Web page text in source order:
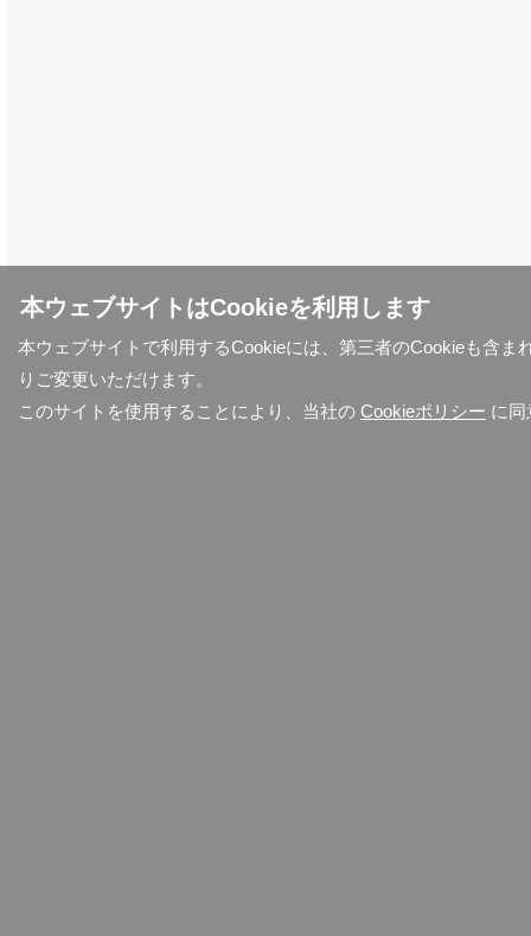
本ウェブサイトはCookieを利用します
本ウェブサイトで利用するCookieには、第三者のCookieも含
りご変更いただけます。
このサイトを使用することにより、当社の Cookieポリシー に